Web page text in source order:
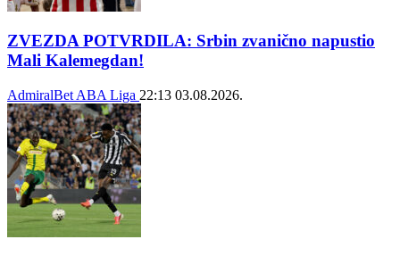
ZVEZDA POTVRDILA: Srbin zvanično napustio
Mali Kalemegdan!
AdmiralBet ABA Liga 22:13 03.08.2026.